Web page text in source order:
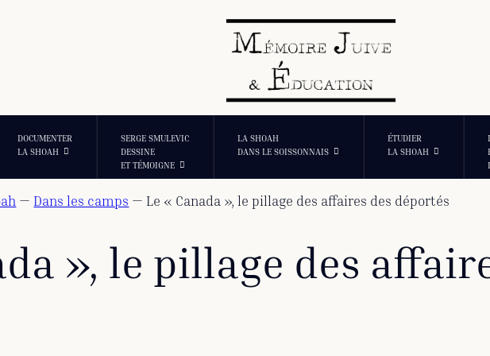
DOCUMENTER
LA SHOAH
SERGE SMULEVIC
DESSINE
ET TÉMOIGNE
LA SHOAH
DANS LE SOISSONNAIS
ÉTUDIER
LA SHOAH
— Dans les camps — Le « Canada », le pillage des affaires des déportés
», le pillage des